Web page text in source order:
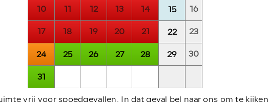
10
11 12 13 14 15
16
17
18 19 20 21 22
23
24
25 26 27 28 29
30
31
vrij voor spoedgevallen. In dat geval bel naar ons om te